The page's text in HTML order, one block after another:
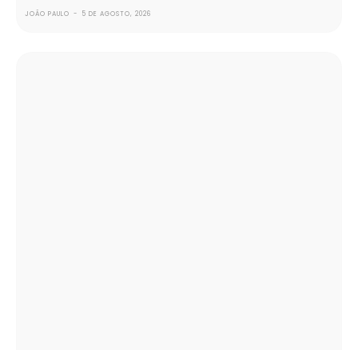
JOÃO PAULO - 5 DE AGOSTO, 2026